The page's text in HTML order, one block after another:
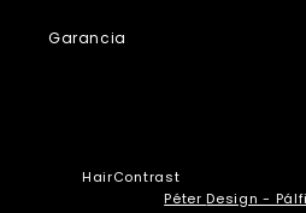
Garancia
HairContrast
PéterDesign -